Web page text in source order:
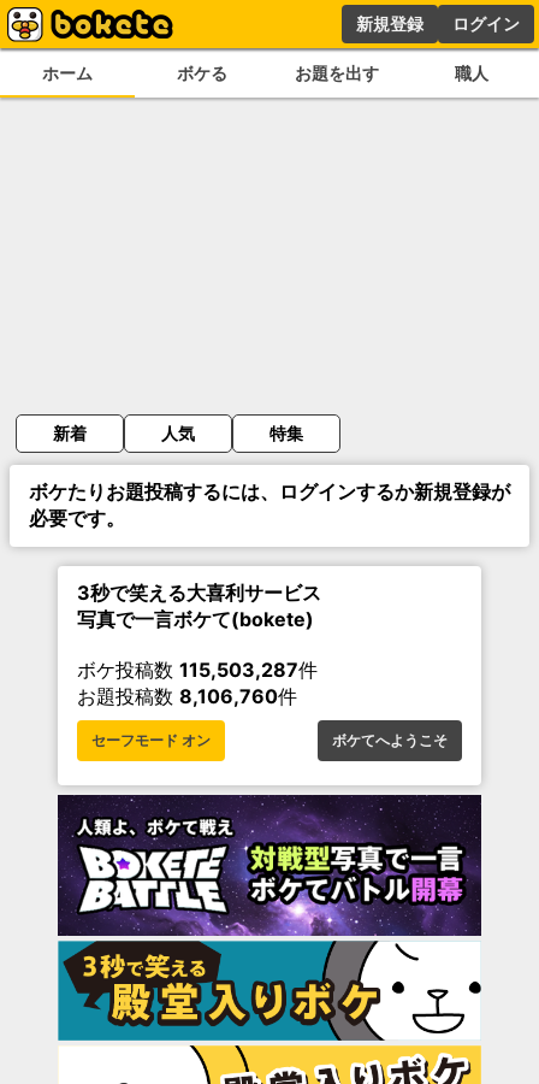
新規登録 ログイン
ホーム ボケる お題を出す 職人
新着 人気 特集
ボケたりお題投稿するには、ログインするか新規登録が
必要です。
3秒で笑える大喜利サービス
写真で一言ボケて(bokete)
ボケ投稿数 115,503,287件
お題投稿数 8,106,760件
セーフモード オン ボケてへようこそ